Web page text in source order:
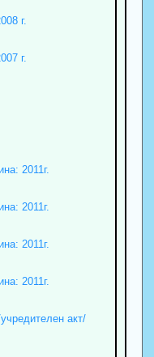
г.
г.
2011г.
2011г.
2011г.
2011г.
акт/